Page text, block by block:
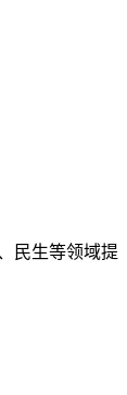
民生等领域提